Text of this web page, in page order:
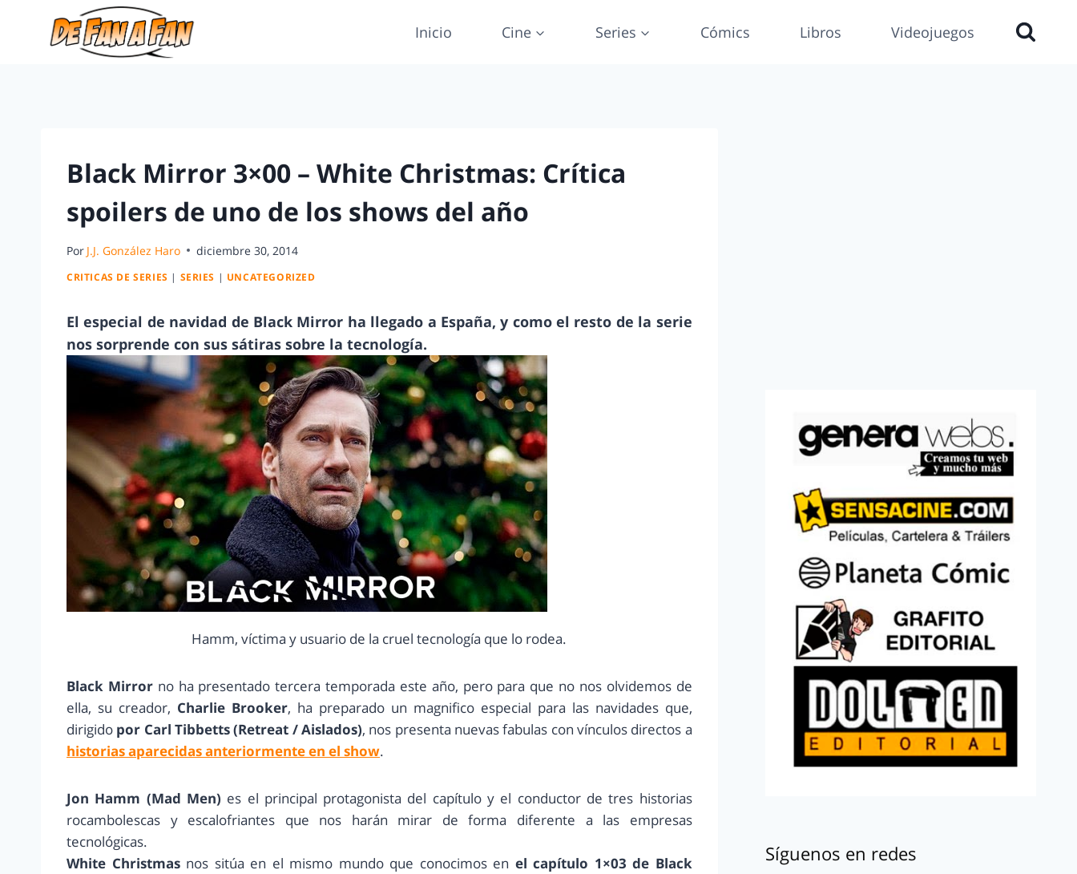
Inicio Cine Series Cómics Libros Videojuegos
Black Mirror 3×00 – White Christmas: Crítica
spoilers de uno de los shows del año
Por J.J. González Haro diciembre 30, 2014
CRITICAS DE SERIES | SERIES | UNCATEGORIZED
El especial de navidad de Black Mirror ha llegado a España, y como el resto de la serie
nos sorprende con sus sátiras sobre la tecnología.
Hamm, víctima y usuario de la cruel tecnología que lo rodea.
Black Mirrorno ha presentado tercera temporada este año, pero para que no nos olvidemos de
ella, su creador, Charlie Brooker, ha preparado un magnifico especial para las navidades que,
dirigido por Carl Tibbetts (Retreat / Aislados), nos presenta nuevas fabulas con vínculos directos a
historias aparecidas anteriormente en el show.
Jon Hamm (Mad Men) es el principal protagonista del capítulo y el conductor de tres historias
rocambolescas y escalofriantes que nos harán mirar de forma diferente a las empresas
tecnológicas.
White Christmasnos sitúa en el mismo mundo que conocimos en el capítulo 1×03 de Black
Síguenos en redes